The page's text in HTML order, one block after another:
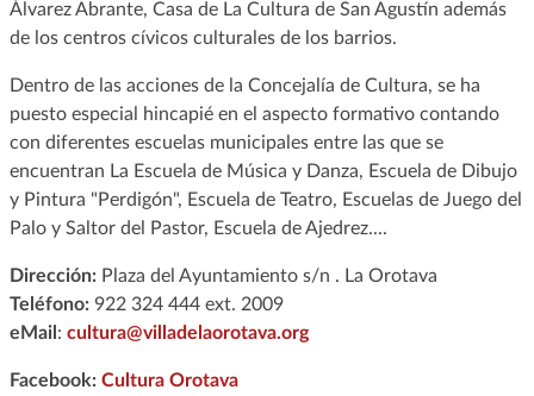
Álvarez Abrante, Casa de La Cultura de San Agustín además
de los centros cívicos culturales de los barrios.
Dentro de las acciones de la Concejalía de Cultura, se ha
puesto especial hincapié en el aspecto formativo contando
con diferentes escuelas municipales entre las que se
encuentran La Escuela de Música y Danza, Escuela de Dibujo
y Pintura "Perdigón", Escuela de Teatro, Escuelas de Juego del
Palo y Saltor del Pastor, Escuela de Ajedrez....
Dirección:Plaza del Ayuntamiento s/n . La Orotava
Teléfono:922 324 444 ext. 2009
eMail : cultura@villadelaorotava.org
Facebook: Cultura Orotava